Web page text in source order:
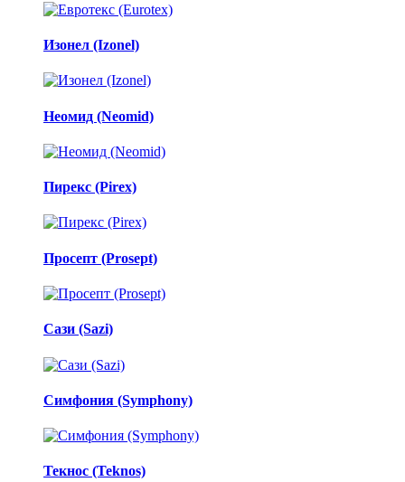
Изонел (Izonel)
Неомид (Neomid)
Пирекс (Pirex)
Просепт (Prosept)
Сази (Sazi)
Симфония (Symphony)
Текнос (Teknos)